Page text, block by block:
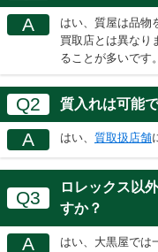
A
はい、質屋は品物
買取店とは異なり
ることが多いです。
Q2 質入れは可能
A はい、 質取扱店舗
Q3
ロレックス以
すか？
A はい、大黒屋では